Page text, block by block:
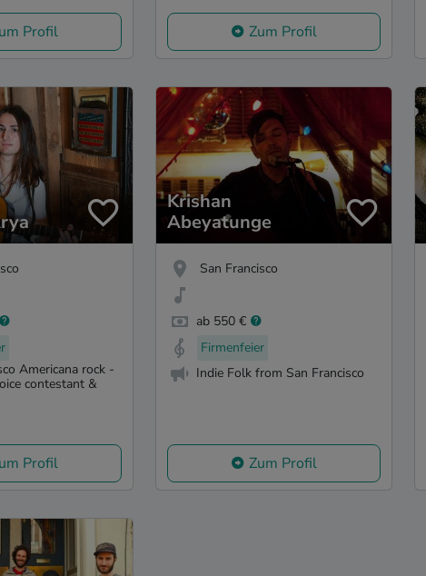
Profil Zum Profil
Americana rock -
contestant &
Profil
Krishan
Abeyatunge
San Francisco
ab 550 €
Firmenfeier
Indie Folk from San Francisco
Zum Profil